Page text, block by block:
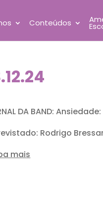
Conteúdos
DA BAND:
Rodrigo
mais